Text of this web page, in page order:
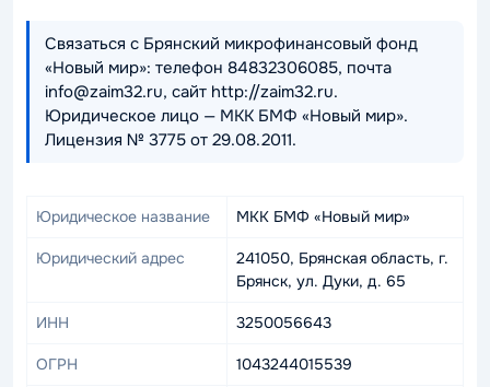
Связаться с Брянский микрофинансовый фонд
«Новый мир»: телефон 84832306085, почта
info@zaim32.ru, сайт http://zaim32.ru.
Юридическое лицо — МКК БМФ «Новый мир».
Лицензия № 3775 от 29.08.2011.
Юридическое название МКК БМФ «Новый мир»
Юридический адрес
241050, Брянская область, г.
Брянск, ул. Дуки, д. 65
ИНН 3250056643
ОГРН 1043244015539